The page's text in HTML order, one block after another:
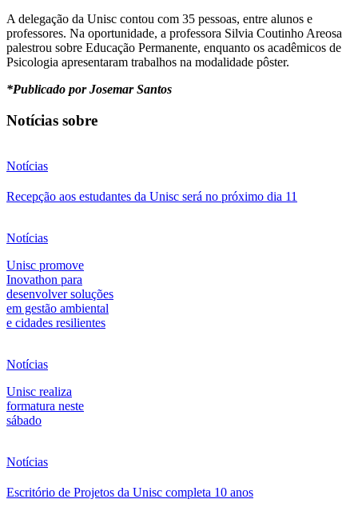
A delegação da Unisc contou com 35 pessoas, entre alunos e
professores. Na oportunidade, a professora Silvia Coutinho Areosa
palestrou sobre Educação Permanente, enquanto os acadêmicos de
Psicologia apresentaram trabalhos na modalidade pôster.
*Publicado por Josemar Santos
Notícias sobre
Notícias
Recepção aos estudantes da Unisc será no próximo dia 11
Notícias
Unisc promove
Inovathon para
desenvolver soluções
em gestão ambiental
e cidades resilientes
Notícias
Unisc realiza
formatura neste
sábado
Notícias
Escritório de Projetos da Unisc completa 10 anos